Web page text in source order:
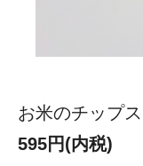
お米のチップ
595円(内税)